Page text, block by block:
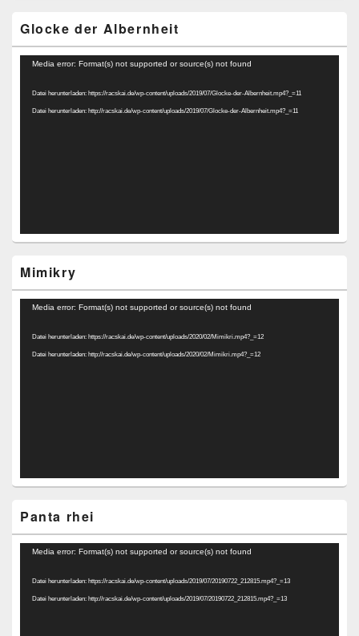
Glocke der Albernheit
Video-
Media error: Format(s) not supported or source(s) not found
Datei herunterladen: https://racskai.de/wp-content/uploads/2019/07/Glocke-der-Albernheit.mp4?_=11
Datei herunterladen: http://racskai.de/wp-content/uploads/2019/07/Glocke-der-Albernheit.mp4?_=11
Mimikry
Video-
Media error: Format(s) not supported or source(s) not found
Datei herunterladen: https://racskai.de/wp-content/uploads/2020/02/Mimikri.mp4?_=12
Datei herunterladen: http://racskai.de/wp-content/uploads/2020/02/Mimikri.mp4?_=12
Panta rhei
Video-
Media error: Format(s) not supported or source(s) not found
Datei herunterladen: https://racskai.de/wp-content/uploads/2019/07/20190722_212815.mp4?_=13
Datei herunterladen: http://racskai.de/wp-content/uploads/2019/07/20190722_212815.mp4?_=13